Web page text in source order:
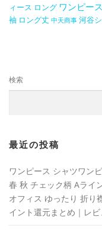
ィース ロング ワンピー
袖 ロング丈 中天商事 河谷
検索
最近の投稿
ワンピース シャツワン
春 秋 チェック柄 Aライ
オフィス ゆったり 折り
イント還元まとめ｜レ